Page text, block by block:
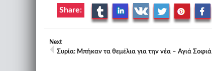
Share:
Next
Συρία: Μπήκαν τα θεμέλια για την νέα – Αγιά Σοφιά